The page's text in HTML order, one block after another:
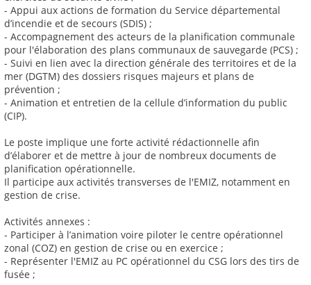
- Appui aux actions de formation du Service départemental
d’incendie et de secours (SDIS) ;
- Accompagnement des acteurs de la planification communale
pour l'élaboration des plans communaux de sauvegarde (PCS) ;
- Suivi en lien avec la direction générale des territoires et de la
mer (DGTM) des dossiers risques majeurs et plans de
prévention ;
- Animation et entretien de la cellule d’information du public
(CIP).
Le poste implique une forte activité rédactionnelle afin
d’élaborer et de mettre à jour de nombreux documents de
planification opérationnelle.
Il participe aux activités transverses de l'EMIZ, notamment en
gestion de crise.
Activités annexes :
- Participer à l’animation voire piloter le centre opérationnel
zonal (COZ) en gestion de crise ou en exercice ;
- Représenter l'EMIZ au PC opérationnel du CSG lors des tirs de
fusée ;